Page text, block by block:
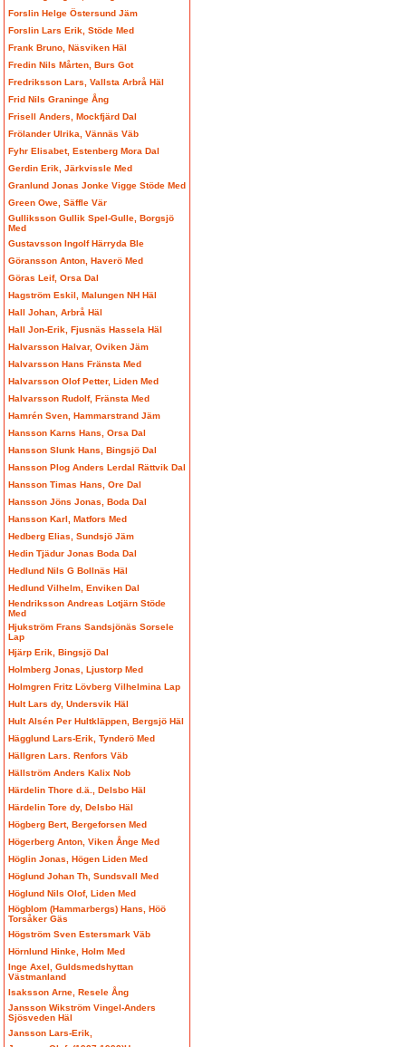
Forslin Helge Östersund Jäm
Forslin Lars Erik, Stöde Med
Frank Bruno, Näsviken Häl
Fredin Nils Mårten, Burs Got
Fredriksson Lars, Vallsta Arbrå Häl
Frid Nils Graninge Ång
Frisell Anders, Mockfjärd Dal
Frölander Ulrika, Vännäs Väb
Fyhr Elisabet, Estenberg Mora Dal
Gerdin Erik, Järkvissle Med
Granlund Jonas Jonke Vigge Stöde Med
Green Owe, Säffle Vär
Gulliksson Gullik Spel-Gulle, Borgsjö
Med
Gustavsson Ingolf Härryda Ble
Göransson Anton, Haverö Med
Göras Leif, Orsa Dal
Hagström Eskil, Malungen NH Häl
Hall Johan, Arbrå Häl
Hall Jon-Erik, Fjusnäs Hassela Häl
Halvarsson Halvar, Oviken Jäm
Halvarsson Hans Fränsta Med
Halvarsson Olof Petter, Liden Med
Halvarsson Rudolf, Fränsta Med
Hamrén Sven, Hammarstrand Jäm
Hansson Karns Hans, Orsa Dal
Hansson Slunk Hans, Bingsjö Dal
Hansson Plog Anders Lerdal Rättvik Dal
Hansson Timas Hans, Ore Dal
Hansson Jöns Jonas, Boda Dal
Hansson Karl, Matfors Med
Hedberg Elias, Sundsjö Jäm
Hedin Tjädur Jonas Boda Dal
Hedlund Nils G Bollnäs Häl
Hedlund Vilhelm, Enviken Dal
Hendriksson Andreas Lotjärn Stöde
Med
Hjukström Frans Sandsjönäs Sorsele
Lap
Hjärp Erik, Bingsjö Dal
Holmberg Jonas, Ljustorp Med
Holmgren Fritz Lövberg Vilhelmina Lap
Hult Lars dy, Undersvik Häl
Hult Alsén Per Hultkläppen, Bergsjö Häl
Hägglund Lars-Erik, Tynderö Med
Hällgren Lars. Renfors Väb
Hällström Anders Kalix Nob
Härdelin Thore d.ä., Delsbo Häl
Härdelin Tore dy, Delsbo Häl
Högberg Bert, Bergeforsen Med
Högerberg Anton, Viken Ånge Med
Höglin Jonas, Högen Liden Med
Höglund Johan Th, Sundsvall Med
Höglund Nils Olof, Liden Med
Högblom (Hammarbergs) Hans, Höö
Torsåker Gäs
Högström Sven Estersmark Väb
Hörnlund Hinke, Holm Med
Inge Axel, Guldsmedshyttan
Västmanland
Isaksson Arne, Resele Ång
Jansson Wikström Vingel-Anders
Sjösveden Häl
Jansson Lars-Erik,